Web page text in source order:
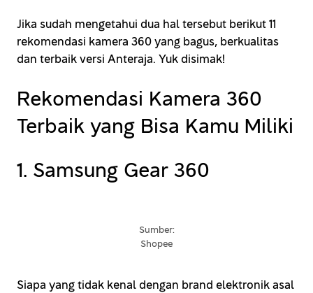
Jika sudah mengetahui dua hal tersebut berikut 11
rekomendasi kamera 360 yang bagus, berkualitas
dan terbaik versi Anteraja. Yuk disimak!
Rekomendasi Kamera 360
Terbaik yang Bisa Kamu Miliki
1. Samsung Gear 360
Sumber:
Shopee
Siapa yang tidak kenal dengan brand elektronik asal